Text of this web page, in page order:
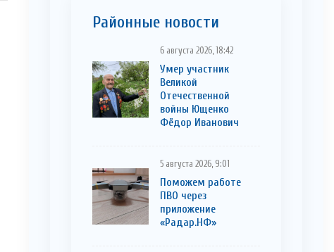
Районные новости
6 августа 2026, 18:42
Умер участник
Великой
Отечественной
войны Ющенко
Фёдор Иванович
5 августа 2026, 9:01
Поможем работе
ПВО через
приложение
«Радар.НФ»